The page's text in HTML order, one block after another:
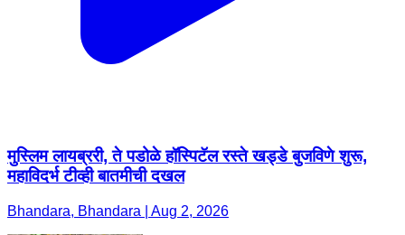
मुस्लिम लायब्ररी, ते पडोळे हॉस्पिटॅल रस्ते खड्डे बुजविणे शुरू,
महाविदर्भ टीव्ही बातमीची दखल
Bhandara, Bhandara | Aug 2, 2026